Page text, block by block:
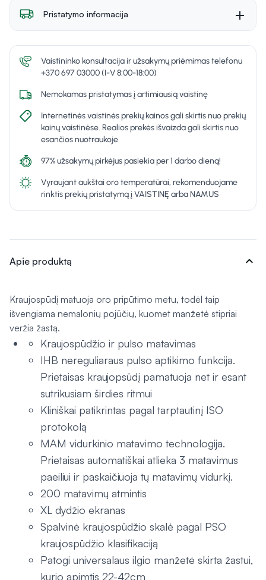
Pristatymo informacija
Vaistininko konsultacija ir užsakymų priėmimas telefonu
+370 697 03000 (I-V 8:00-18:00)
Nemokamas pristatymas į artimiausią vaistinę
Internetinės vaistinės prekių kainos gali skirtis nuo prekių
kainų vaistinėse. Realios prekės išvaizda gali skirtis nuo
esančios nuotraukoje
97% užsakymų pirkėjus pasiekia per 1 darbo dieną!
Vyraujant aukštai oro temperatūrai, rekomenduojame
rinktis prekių pristatymą į VAISTINĘ arba NAMUS
Apie produktą expand_more
Kraujospūdį matuoja oro pripūtimo metu, todėl taip
išvengiama nemalonių pojūčių, kuomet manžetė stipriai
veržia žastą.
Kraujospūdžio ir pulso matavimas
IHB nereguliaraus pulso aptikimo funkcija.
Prietaisas kraujopsūdį pamatuoja net ir esant
sutrikusiam širdies ritmui
Kliniškai patikrintas pagal tarptautinį ISO
protokolą
MAM vidurkinio matavimo technologija.
Prietaisas automatiškai atlieka 3 matavimus
paeiliui ir paskaičiuoja tų matavimų vidurkį.
200 matavimų atmintis
XL dydžio ekranas
Spalvinė kraujospūdžio skalė pagal PSO
kraujospūdžio klasifikaciją
Patogi universalaus ilgio manžetė skirta žastui,
kurio apimtis 22-42cm